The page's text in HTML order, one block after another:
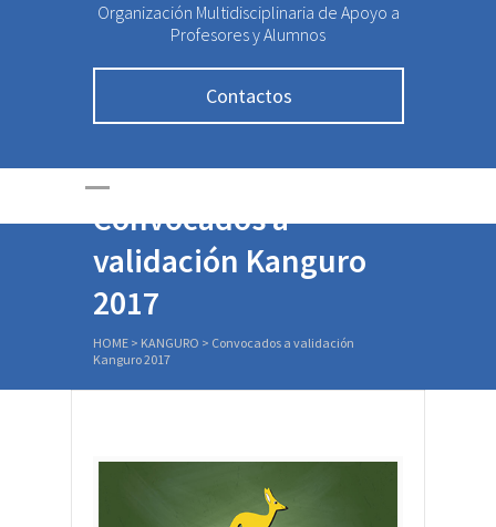
Organización Multidisciplinaria de Apoyo a
Profesores y Alumnos
Contactos
Convocados a
validación Kanguro
2017
HOME > KANGURO > Convocados a validación
Kanguro 2017